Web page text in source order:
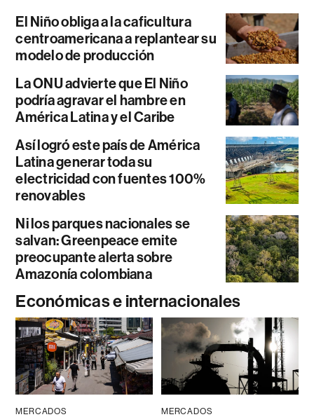
El Niño obliga a la caficultura
centroamericana a replantear su
modelo de producción
La ONU advierte que El Niño
podría agravar el hambre en
América Latina y el Caribe
Así logró este país de América
Latina generar toda su
electricidad con fuentes 100%
renovables
Ni los parques nacionales se
salvan: Greenpeace emite
preocupante alerta sobre
Amazonía colombiana
Económicas e internacionales
MERCADOS MERCADOS